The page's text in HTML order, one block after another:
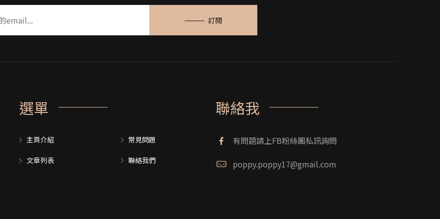
訂閱
選單
主頁介紹
文章列表
常見問題
聯絡我們
聯絡我
有問題請上FB粉絲團私訊詢問
poppy.poppy17@gmail.com